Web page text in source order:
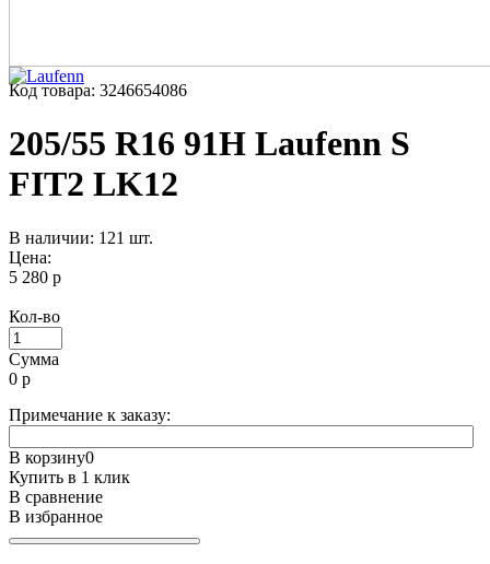
Код товара: 3246654086
205/55 R16 91H Laufenn S
FIT2 LK12
В наличии: 121 шт.
Цена:
5 280 р
Кол-во
Сумма
0 р
Примечание к заказу:
В корзину0
Купить в 1 клик
В сравнение
В избранное